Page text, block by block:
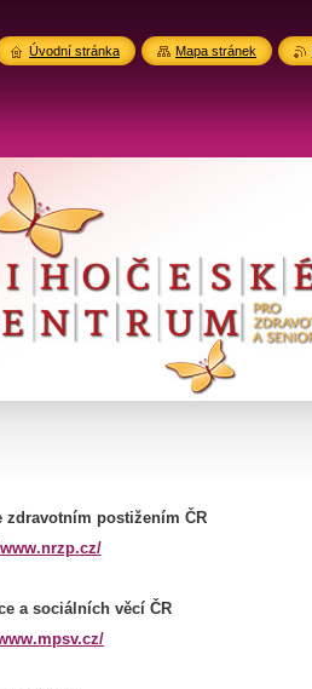
zdravotním postižením ČR
a sociálních věcí ČR
Úvodní stránka Mapa stránek